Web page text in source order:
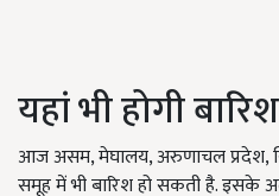
यहां भी होगी बारिश
आज असम, मेघालय, अरुणाचल प्रदेश,
समूह में भी बारिश हो सकती है. इसके